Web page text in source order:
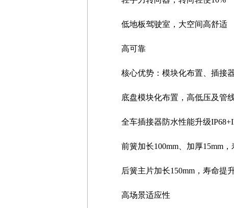
低地板驾驶室，大空间高舒适
高可靠
核心优势：模块化布置、插接
底盘模块化布置，高低压及管
全车插接器防水性能升级
前簧加长100mm、加厚15mm
后簧主片加长150mm，寿命提
高场景适应性